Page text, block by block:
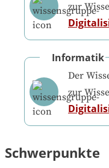
zur
Informatik
Der
zur
Schwerpunkte